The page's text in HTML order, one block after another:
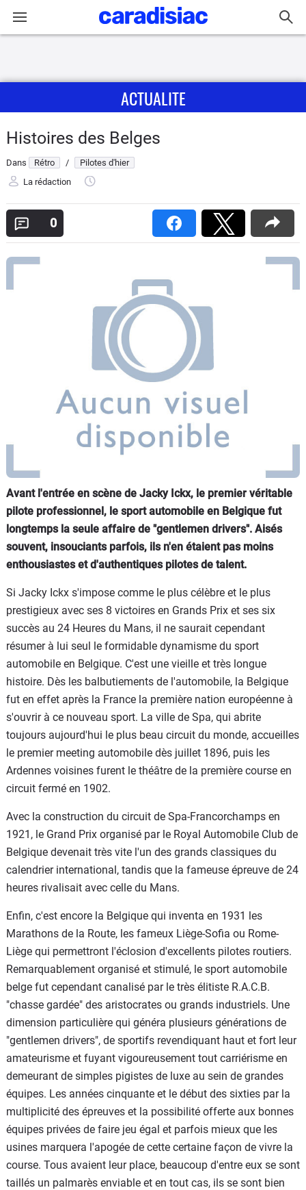
Actu
Essais
Guide
d'achat
Utilitaires
Moto
Marques
ACTUALITE
Histoires des Belges
Dans Rétro /
Pilotes d'hier
La rédaction
0
Avant l'entrée en scène de Jacky Ickx, le premier véritable
pilote professionnel, le sport automobile en Belgique fut
longtemps la seule affaire de "gentlemen drivers". Aisés
souvent, insouciants parfois, ils n'en étaient pas moins
enthousiastes et d'authentiques pilotes de talent.
Si Jacky Ickx s'impose comme le plus célèbre et le plus
prestigieux avec ses 8 victoires en Grands Prix et ses six
succès au 24 Heures du Mans, il ne saurait cependant
résumer à lui seul le formidable dynamisme du sport
automobile en Belgique. C'est une vieille et très longue
histoire. Dès les balbutiements de l'automobile, la Belgique
fut en effet après la France la première nation européenne à
s'ouvrir à ce nouveau sport. La ville de Spa, qui abrite
toujours aujourd'hui le plus beau circuit du monde, accueilles
le premier meeting automobile dès juillet 1896, puis les
Ardennes voisines furent le théâtre de la première course en
circuit fermé en 1902.
Avec la construction du circuit de Spa-Francorchamps en
1921, le Grand Prix organisé par le Royal Automobile Club de
Belgique devenait très vite l'un des grands classiques du
calendrier international, tandis que la fameuse épreuve de 24
heures rivalisait avec celle du Mans.
Enfin, c'est encore la Belgique qui inventa en 1931 les
Marathons de la Route, les fameux Liège-Sofia ou Rome-
Liège qui permettront l'éclosion d'excellents pilotes routiers.
Remarquablement organisé et stimulé, le sport automobile
belge fut cependant canalisé par le très élitiste R.A.C.B.
"chasse gardée" des aristocrates ou grands industriels. Une
dimension particulière qui généra plusieurs générations de
"gentlemen drivers", de sportifs revendiquant haut et fort leur
amateurisme et fuyant vigoureusement tout carriérisme en
demeurant de simples pigistes de luxe au sein de grandes
équipes. Les années cinquante et le début des sixties par la
multiplicité des épreuves et la possibilité offerte aux bonnes
équipes privées de faire jeu égal et parfois mieux que les
usines marquera l'apogée de cette certaine façon de vivre la
course. Tous avaient leur place, beaucoup d'entre eux se sont
taillés un palmarès enviable et en tout cas, ils se sont bien